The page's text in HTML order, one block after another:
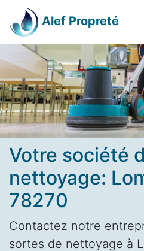
Alef Propreté
Votre société
nettoyage:
78270
Contactez notre
sortes de nettoyage à